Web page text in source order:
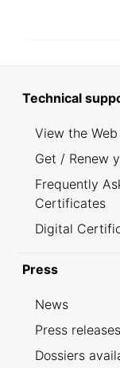
Technical
View the
Get / Renew
Frequently
Certificates
Digital
Press
News
Press releases
Dossiers